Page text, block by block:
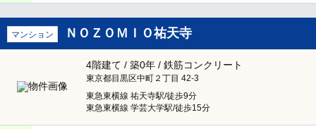
マンション ＮＯＺＯＭＩＯ祐天寺
4階建て / 築0年 / 鉄筋コンクリート
東京都目黒区中町２丁目 42-3
東急東横線 祐天寺駅/徒歩9分
東急東横線 学芸大学駅/徒歩15分